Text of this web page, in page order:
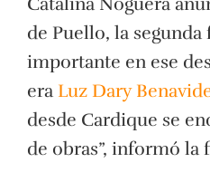
de Puello, la
importante en ese
era Luz Dary
desde Cardique se
de obras”, informó la